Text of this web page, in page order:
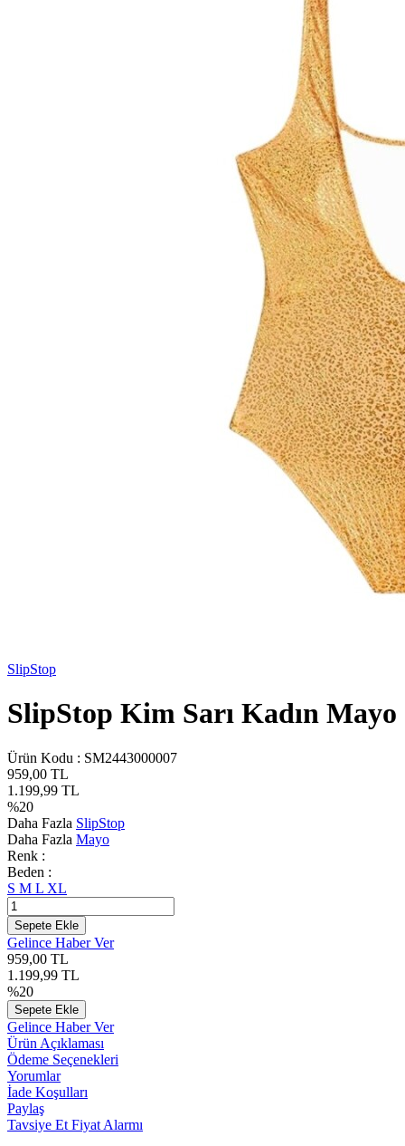
SlipStop
SlipStop Kim Sarı Kadın Mayo
Ürün Kodu : SM2443000007
959,00 TL
1.199,99 TL
%20
Daha Fazla SlipStop
Daha Fazla Mayo
Renk :
Beden :
S M L XL
Sepete Ekle
Gelince Haber Ver
959,00 TL
1.199,99 TL
%20
Sepete Ekle
Gelince Haber Ver
Ürün Açıklaması
Ödeme Seçenekleri
Yorumlar
İade Koşulları
Paylaş
Tavsiye Et Fiyat Alarmı